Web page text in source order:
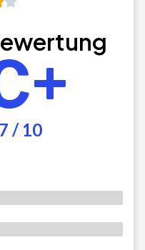
/ 10